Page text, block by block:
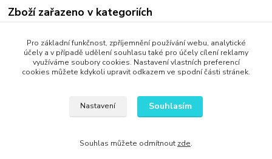
Zboží zařazeno v kategoriích
Dům a Zahrada
Upravit sběr cookies.
Pro základní funkčnost, zpříjemnění používání webu, analytické
účely a v případě udělení souhlasu také pro účely cílení reklamy
využíváme soubory cookies. Nastavení vlastních preferencí
cookies můžete kdykoli upravit odkazem ve spodní části stránek.
Nastavení Souhlasím
Souhlas můžete odmítnout zde.